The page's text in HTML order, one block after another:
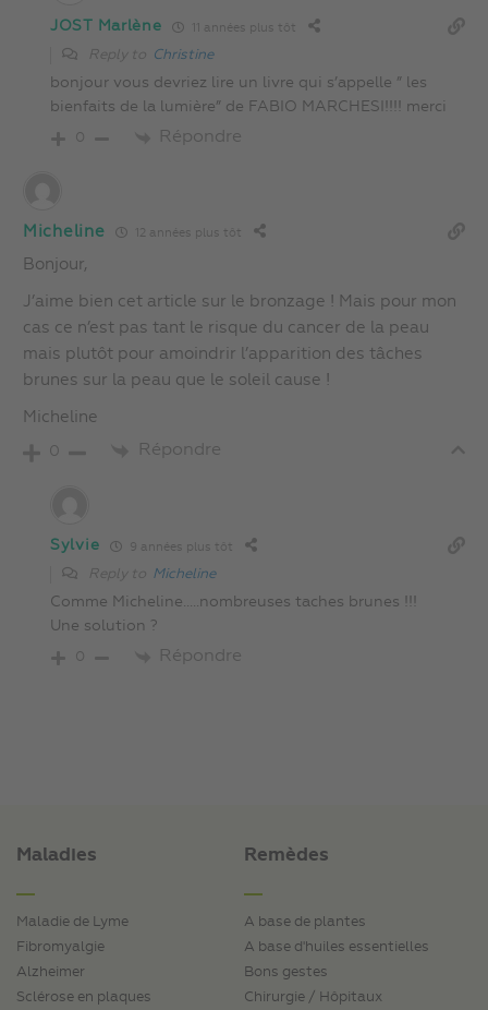
JOST Marlène 11 années plus tôt
Reply to Christine
bonjour vous devriez lire un livre qui s’appelle ” les
bienfaits de la lumière” de FABIO MARCHESI!!!! merci
0 Répondre
Micheline 12 années plus tôt
Bonjour,
J’aime bien cet article sur le bronzage ! Mais pour mon
cas ce n’est pas tant le risque du cancer de la peau
mais plutôt pour amoindrir l’apparition des tâches
brunes sur la peau que le soleil cause !
Micheline
0 Répondre
Sylvie 9 années plus tôt
Reply to Micheline
Comme Micheline…..nombreuses taches brunes !!!
Une solution ?
0 Répondre
Maladies
Maladie de Lyme
Fibromyalgie
Alzheimer
Sclérose en plaques
Remèdes
A base de plantes
A base d'huiles essentielles
Bons gestes
Chirurgie / Hôpitaux